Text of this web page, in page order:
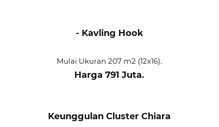
- Kavling Hook
Mulai Ukuran 207 m2 (12x16).
Harga 791 Juta.
Keunggulan Cluster Chiara